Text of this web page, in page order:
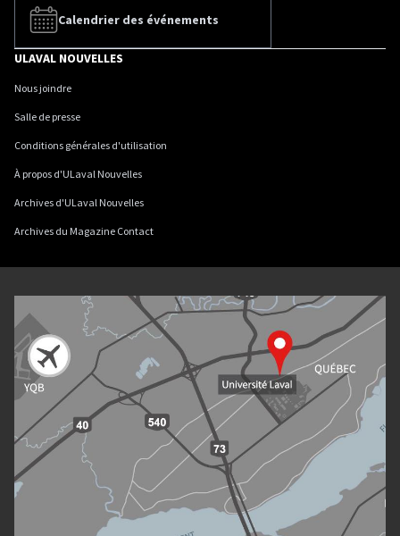
Calendrier des événements
ULAVAL NOUVELLES
Nous joindre
Salle de presse
Conditions générales d'utilisation
À propos d'ULaval Nouvelles
Archives d'ULaval Nouvelles
Archives du Magazine Contact